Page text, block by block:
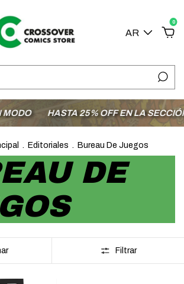
AR
0
25% OFF EN LA SECCIÓN
. Editoriales . Bureau De Juegos
DE
Filtrar